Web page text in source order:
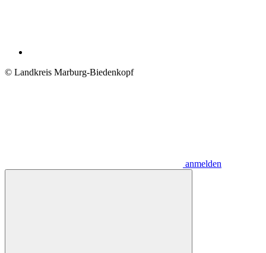
© Landkreis Marburg-Biedenkopf
anmelden